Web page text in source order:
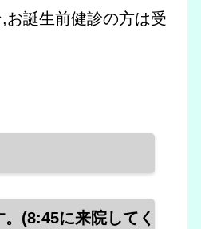
誕生前健診の方は受
(8:45に来院してく